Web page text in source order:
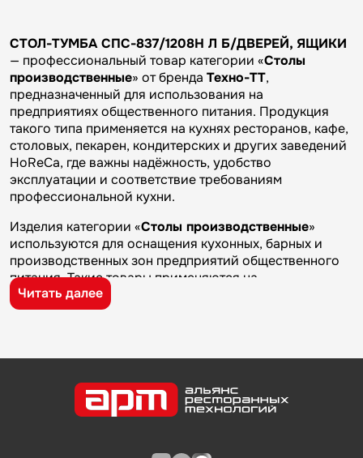
СТОЛ-ТУМБА СПС-837/1208Н Л Б/ДВЕРЕЙ, ЯЩИКИ
— профессиональный товар категории «Столы
производственные» от бренда Техно-ТТ,
предназначенный для использования на
предприятиях общественного питания. Продукция
такого типа применяется на кухнях ресторанов, кафе,
столовых, пекарен, кондитерских и других заведений
HoReCa, где важны надёжность, удобство
эксплуатации и соответствие требованиям
профессиональной кухни.
Изделия категории «Столы производственные»
используются для оснащения кухонных, барных и
производственных зон предприятий общественного
питания. Такие товары применяются на
профессиональных кухнях ресторанов и кафе, в
столовых, пекарнях, кондитерских и на пищевых
работы.
Техно-ТТизвестен на рынке
профессионального оборудования и кухонного
Читать далее